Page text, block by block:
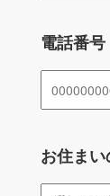
電話番号
お住ま